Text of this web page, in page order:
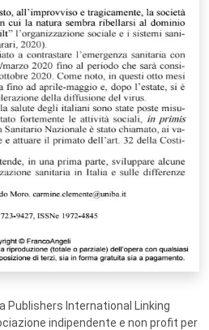
Publishers International Linking
indipendente e non profit per